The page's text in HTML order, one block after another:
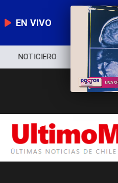
EN VIVO
NOTICIERO